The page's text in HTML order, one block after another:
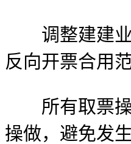
调整建建业
反向开票合用范
所有取票操
操做，避免发